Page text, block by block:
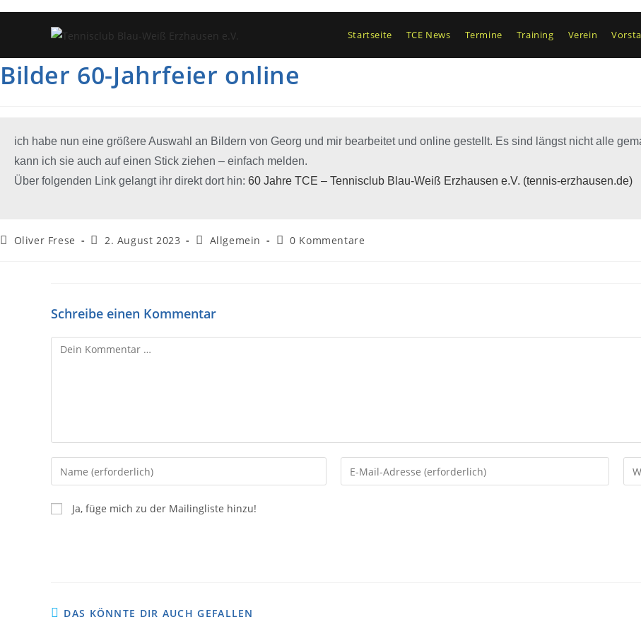
Startseite TCE News Termine Training Verein
Bilder 60-Jahrfeier online
ich habe nun eine größere Auswahl an Bildern von Georg und mir bearbeitet und online gestellt. Es sind längst nicht alle
kann ich sie auch auf einen Stick ziehen – einfach melden.
Über folgenden Link gelangt ihr direkt dort hin: 60 Jahre TCE – Tennisclub Blau-Weiß Erzhausen e.V. (tennis-erzhausen.de)
Oliver Frese 2. August 2023 Allgemein 0 Kommentare
Schreibe einen Kommentar
Ja, füge mich zu der Mailingliste hinzu!
DAS KÖNNTE DIR AUCH GEFALLEN